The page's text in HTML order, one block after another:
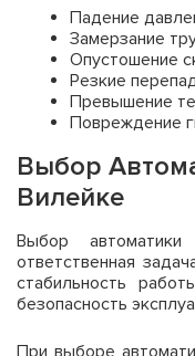
Падение
Замерзание
Опустошение
Резкие
Превышение
Повреждение
Выбор
Вилейке
Выбор
ответственная
стабильность
безопасность